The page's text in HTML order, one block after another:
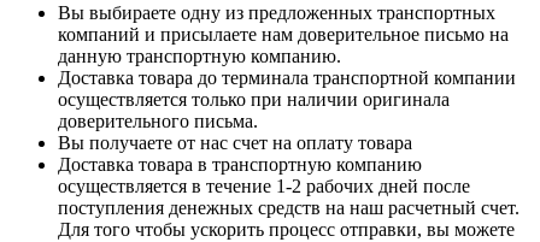
Вы выбираете одну из предложенных транспортных
компаний и присылаете нам доверительное письмо на
данную транспортную компанию.
Доставка товара до терминала транспортной компании
осуществляется только при наличии оригинала
доверительного письма.
Вы получаете от нас счет на оплату товара
Доставка товара в транспортную компанию
осуществляется в течение 1-2 рабочих дней после
поступления денежных средств на наш расчетный счет.
Для того чтобы ускорить процесс отправки, вы можете